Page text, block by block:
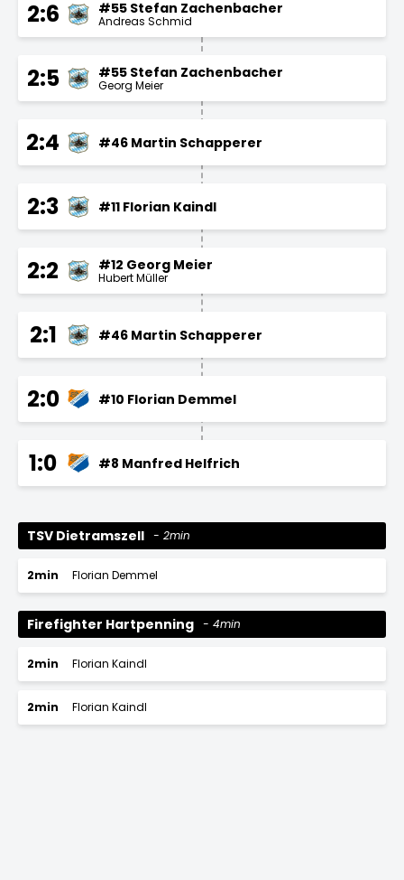
2:6 #55 Stefan Zachenbacher
Andreas Schmid
2:5 #55 Stefan Zachenbacher
Georg Meier
2:4 #46 Martin Schapperer
2:3 #11 Florian Kaindl
2:2 #12 Georg Meier
Hubert Müller
2:1 #46 Martin Schapperer
2:0 #10 Florian Demmel
1:0 #8 Manfred Helfrich
TSV Dietramszell 2min
2min Florian Demmel
Firefighter Hartpenning 4min
2min Florian Kaindl
2min Florian Kaindl